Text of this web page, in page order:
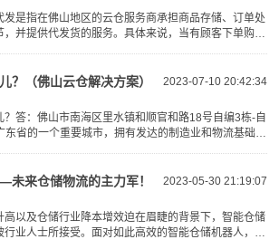
是指在佛山地区的云仓服务商承担商品存储、订单处
并提供代发货的服务。具体来说，当有顾客下单购买
2023-07-10 20:42:34
？（佛山云仓解决方案）
？答：佛山市南海区里水镇和顺官和路18号自编3栋-自
东省的一个重要城市，拥有发达的制造业和物流基础设
2023-05-30 21:19:07
来仓储物流的主力军！
高以及仓储行业降本增效迫在眉睫的背景下，智能仓储
业人士所接受。面对如此高效的智能仓储机器人，很